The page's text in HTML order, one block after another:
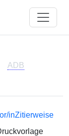
ADB
inZitierweise